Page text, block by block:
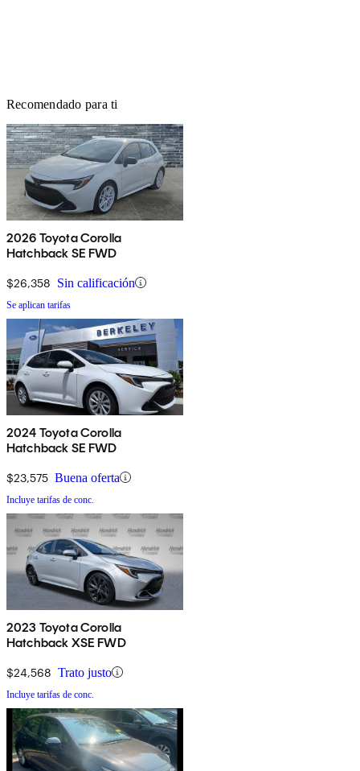
Recomendado para ti
2026 Toyota Corolla
Hatchback SE FWD
$26,358 Sin calificación
Se aplican tarifas
2024 Toyota Corolla
Hatchback SE FWD
$23,575 Buena oferta
Incluye tarifas de conc.
2023 Toyota Corolla
Hatchback XSE FWD
$24,568 Trato justo
Incluye tarifas de conc.